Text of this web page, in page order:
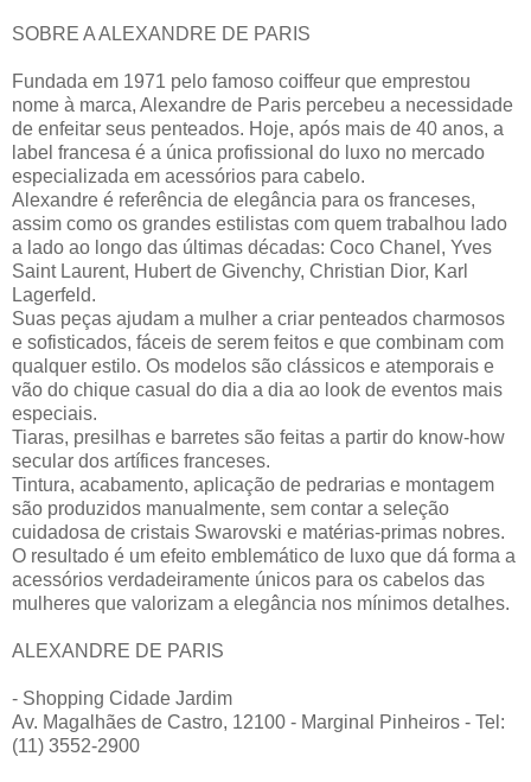
SOBRE A ALEXANDRE DE PARIS
Fundada em 1971 pelo famoso coiffeur que emprestou
nome à marca, Alexandre de Paris percebeu a necessidade
de enfeitar seus penteados. Hoje, após mais de 40 anos, a
label francesa é a única profissional do luxo no mercado
especializada em acessórios para cabelo.
Alexandre é referência de elegância para os franceses,
assim como os grandes estilistas com quem trabalhou lado
a lado ao longo das últimas décadas: Coco Chanel, Yves
Saint Laurent, Hubert de Givenchy, Christian Dior, Karl
Lagerfeld.
Suas peças ajudam a mulher a criar penteados charmosos
e sofisticados, fáceis de serem feitos e que combinam com
qualquer estilo. Os modelos são clássicos e atemporais e
vão do chique casual do dia a dia ao look de eventos mais
especiais.
Tiaras, presilhas e barretes são feitas a partir do know-how
secular dos artífices franceses.
Tintura, acabamento, aplicação de pedrarias e montagem
são produzidos manualmente, sem contar a seleção
cuidadosa de cristais Swarovski e matérias-primas nobres.
O resultado é um efeito emblemático de luxo que dá forma a
acessórios verdadeiramente únicos para os cabelos das
mulheres que valorizam a elegância nos mínimos detalhes.
ALEXANDRE DE PARIS
- Shopping Cidade Jardim
Av. Magalhães de Castro, 12100 - Marginal Pinheiros - Tel:
(11) 3552-2900